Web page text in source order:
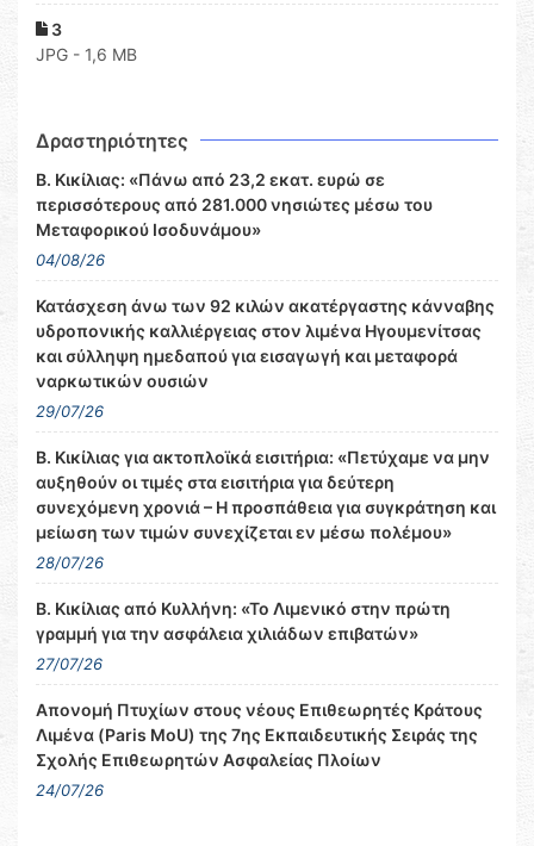
3
JPG - 1,6 MB
Δραστηριότητες
Β. Κικίλιας: «Πάνω από 23,2 εκατ. ευρώ σε
περισσότερους από 281.000 νησιώτες μέσω του
Μεταφορικού Ισοδυνάμου»
04/08/26
Κατάσχεση άνω των 92 κιλών ακατέργαστης κάνναβης
υδροπονικής καλλιέργειας στον λιμένα Ηγουμενίτσας
και σύλληψη ημεδαπού για εισαγωγή και μεταφορά
ναρκωτικών ουσιών
29/07/26
Β. Κικίλιας για ακτοπλοϊκά εισιτήρια: «Πετύχαμε να μην
αυξηθούν οι τιμές στα εισιτήρια για δεύτερη
συνεχόμενη χρονιά – Η προσπάθεια για συγκράτηση και
μείωση των τιμών συνεχίζεται εν μέσω πολέμου»
28/07/26
Β. Κικίλιας από Κυλλήνη: «Το Λιμενικό στην πρώτη
γραμμή για την ασφάλεια χιλιάδων επιβατών»
27/07/26
Απονομή Πτυχίων στους νέους Επιθεωρητές Κράτους
Λιμένα (Paris MoU) της 7ης Εκπαιδευτικής Σειράς της
Σχολής Επιθεωρητών Ασφαλείας Πλοίων
24/07/26